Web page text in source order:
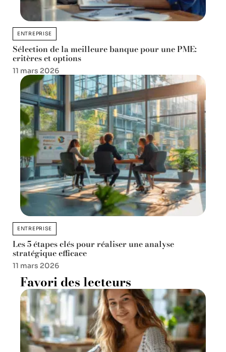
ENTREPRISE
Sélection de la meilleure banque pour une PME:
critères et options
11 mars 2026
ENTREPRISE
Les 5 étapes clés pour réaliser une analyse
stratégique efficace
11 mars 2026
Favori des lecteurs